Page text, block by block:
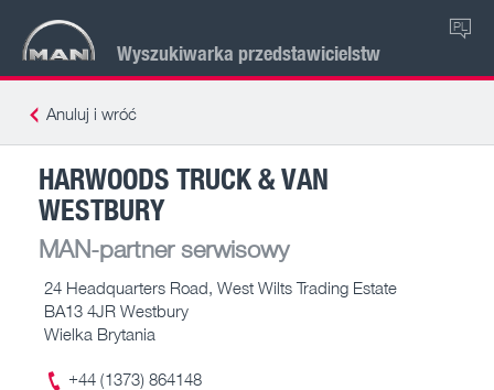
Wyszukiwarka przedstawicielstw
PL
Anuluj i wróć
HARWOODS TRUCK & VAN
WESTBURY
MAN-partner serwisowy
24 Headquarters Road, West Wilts Trading Estate
BA13 4JR Westbury
Wielka Brytania
+44 (1373) 864148